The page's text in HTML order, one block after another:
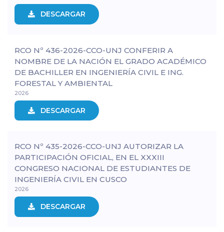
DESCARGAR
RCO Nº 436-2026-CCO-UNJ CONFERIR A
NOMBRE DE LA NACIÓN EL GRADO ACADÉMICO
DE BACHILLER EN INGENIERÍA CIVIL E ING.
FORESTAL Y AMBIENTAL
2026
DESCARGAR
RCO Nº 435-2026-CCO-UNJ AUTORIZAR LA
PARTICIPACIÓN OFICIAL, EN EL XXXIII
CONGRESO NACIONAL DE ESTUDIANTES DE
INGENIERÍA CIVIL EN CUSCO
2026
DESCARGAR